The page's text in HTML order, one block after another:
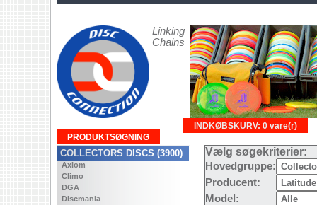
Linking
Chains
INDKØBSKURV: 0 vare(r)
PRODUKTSØGNING
COLLECTORS DISCS (3900)
Axiom
Climo
DGA
Discmania
Vælg søgekriterier:
Hovedgruppe:
Producent:
Model: